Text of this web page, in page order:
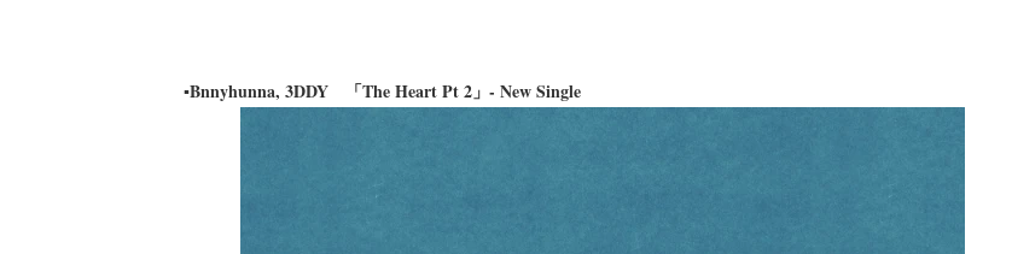
▪Bnnyhunna, 3DDY 「The Heart Pt 2」- New Single